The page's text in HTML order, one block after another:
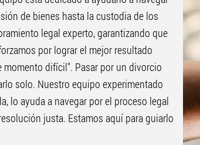
de bienes hasta la custodia de los
legal experto, garantizando que
por lograr el mejor resultado
difícil". Pasar por un divorcio
solo. Nuestro equipo experimentado
lo ayuda a navegar por el proceso legal
justa. Estamos aquí para guiarlo